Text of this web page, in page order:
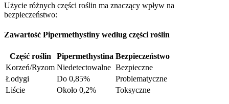
Użycie różnych części roślin ma znaczący wpływ na
bezpieczeństwo:
Zawartość Pipermethystiny według części roślin
Część roślin Pipermethystina Bezpieczeństwo
Korzeń/Ryzom Niedetectowalne Bezpieczne
Łodygi
Do 0,85%
Problematyczne
Liście
Około 0,2% Toksyczne